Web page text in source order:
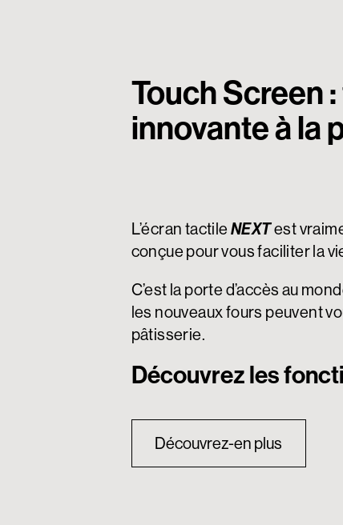
Touch Screen
innovante à la
L’écran tactileNEXTest
conçue pour vous faciliter la
C’est la porte d’accès au
les nouveaux fours peuvent
pâtisserie.
Découvrez les
Découvrez-en plus